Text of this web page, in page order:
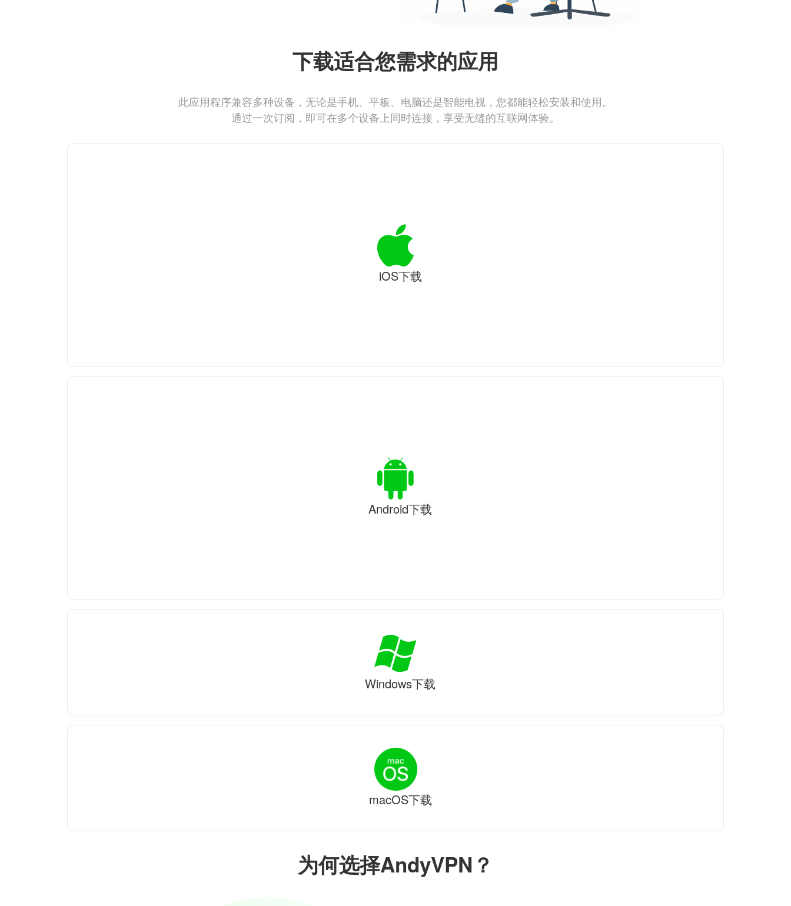
为何选择AndyVPN？
下载适合您需求的应用
此应用程序兼容多种设备，无论是手机、平板、电脑还是智能电视，您都能轻松安装和使用。
通过一次订阅，即可在多个设备上同时连接，享受无缝的互联网体验。
iOS下载
Android下载
Windows下载
macOS下载